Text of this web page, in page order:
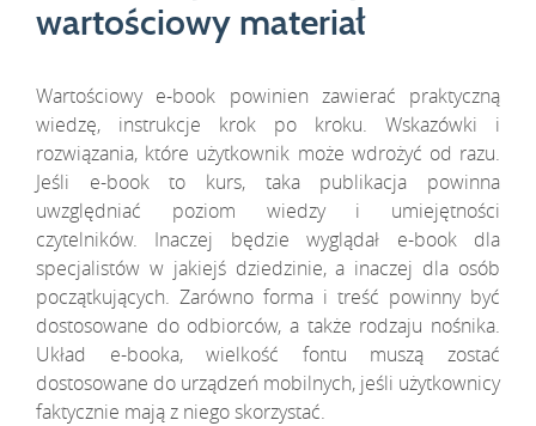
wartościowy materiał
Wartościowy e-book powinien zawierać praktyczną
wiedzę, instrukcje krok po kroku. Wskazówki i
rozwiązania, które użytkownik może wdrożyć od razu.
Jeśli e-book to kurs, taka publikacja powinna
uwzględniać poziom wiedzy i umiejętności
czytelników. Inaczej będzie wyglądał e-book dla
specjalistów w jakiejś dziedzinie, a inaczej dla osób
początkujących. Zarówno forma i treść powinny być
dostosowane do odbiorców, a także rodzaju nośnika.
Układ e-booka, wielkość fontu muszą zostać
dostosowane do urządzeń mobilnych, jeśli użytkownicy
faktycznie mają z niego skorzystać.